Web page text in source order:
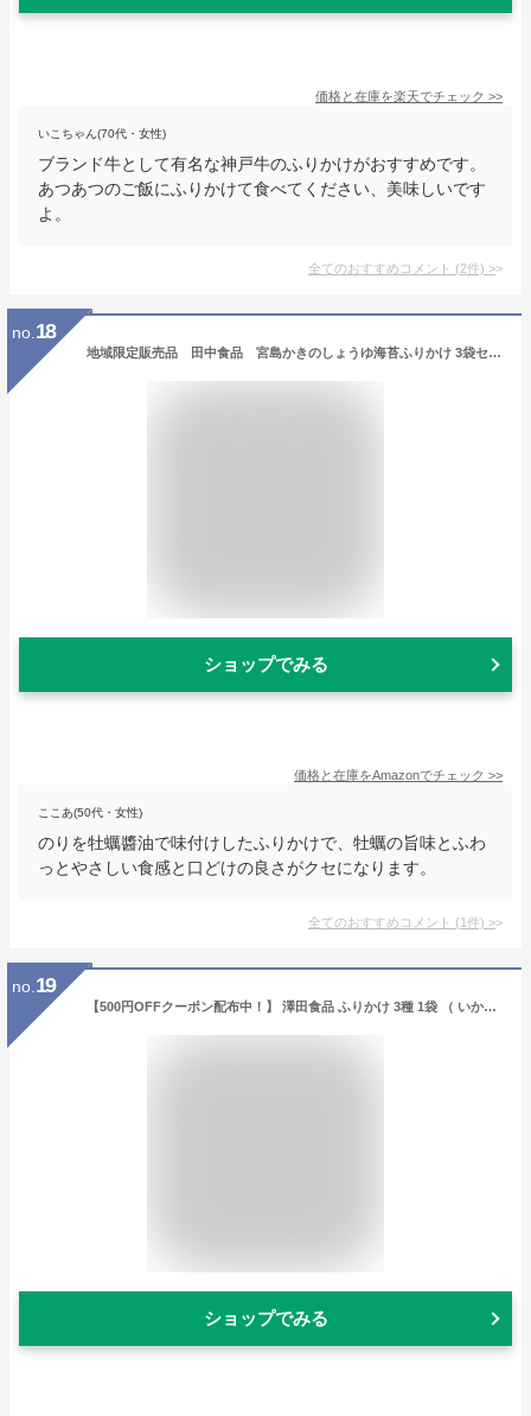
価格と在庫を楽天でチェック >>
いこちゃん(70代・女性)
ブランド牛として有名な神戸牛のふりかけがおすすめです。
あつあつのご飯にふりかけて食べてください、美味しいです
よ。
全てのおすすめコメント (2件) >
no. 18
地域限定販売品 田中食品 宮島かきのしょうゆ海苔ふりかけ 3袋セット（25g/袋)
ショップでみる
価格と在庫をAmazonでチェック >>
ここあ(50代・女性)
のりを牡蠣醬油で味付けしたふりかけで、牡蠣の旨味とふわ
っとやさしい食感と口どけの良さがクセになります。
全てのおすすめコメント (1件) >
no. 19
【500円OFFクーポン配布中！】 澤田食品 ふりかけ 3種 1袋 （ いか昆布 梅ちりめん たこ昆布 ）いか 昆布 80g 梅 ちりめん 80g たこ 昆布 70g 海鮮 お試し 生ふりかけ セット 仕送り 業務用 食品 おかず お弁当 おつまみ 簡単おかず ご飯のお供 ご飯のおとも
ショップでみる